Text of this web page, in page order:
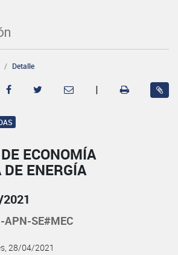
Detalle
|
ECONOMÍA
ENERGÍA
APN-SE#MEC
28/04/2021